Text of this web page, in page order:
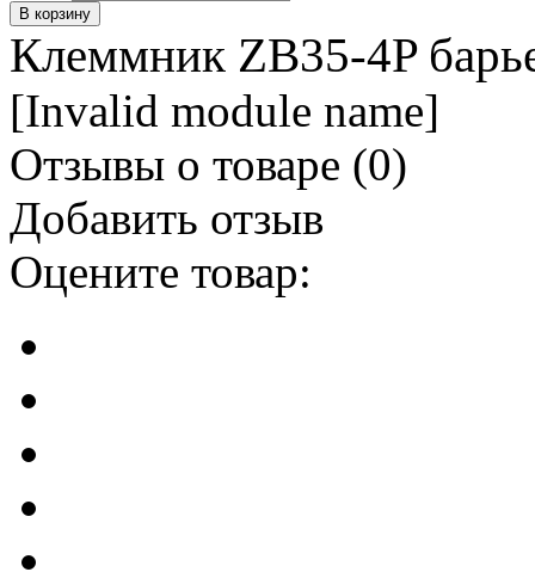
Клеммник ZB35-4P
[Invalid module name]
Отзывы о товаре (0)
Добавить отзыв
Оцените товар: